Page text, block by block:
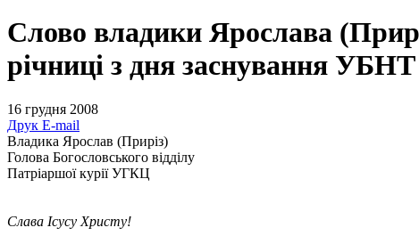
Слово владики Ярослава
річниці з дня заснування УБНТ
16 грудня 2008
Друк E-mail
Владика Ярослав (Приріз)
Голова Богословського відділу
Патріаршої курії УГКЦ
Слава Ісусу Христу!